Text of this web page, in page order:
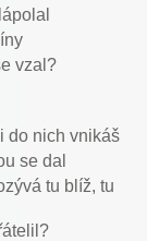
vzal?
do nich vnikáš
se dal
tu blíž, tu